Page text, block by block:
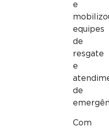
e
equipes
de
resgate
e
de
Com